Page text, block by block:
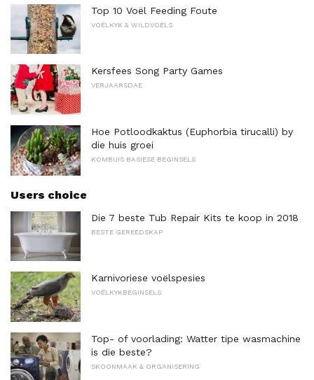
Top 10 Voël Feeding Foute
VOËLKYK & WILDVOËLS
Kersfees Song Party Games
VERJAARSDAE
Hoe Potloodkaktus (Euphorbia tirucalli) by
die huis groei
KOMBUIS BASIESE BEGINSELS
Users choice
Die 7 beste Tub Repair Kits te koop in 2018
BESTE GEREEDSKAP
Karnivoriese voëlspesies
VOËLKYKBEGINSELS
Top- of voorlading: Watter tipe wasmachine
is die beste?
SKOONMAAK & ORGANISERING